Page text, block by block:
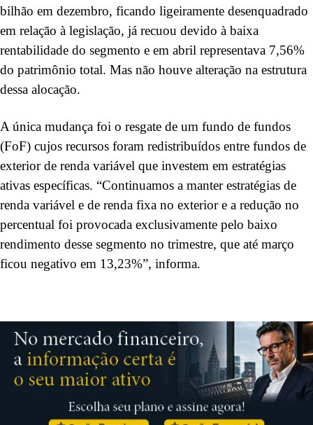
bilhão em dezembro, ficando ligeiramente desenquadrado
em relação à legislação, já recuou devido à baixa
rentabilidade do segmento e em abril representava 7,56%
do patrimônio total. Mas não houve alteração na estrutura
dessa alocação.
A única mudança foi o resgate de um fundo de fundos
(FoF) cujos recursos foram redistribuídos entre fundos de
exterior de renda variável que investem em estratégias
ativas específicas. “Continuamos a manter estratégias de
renda variável e de renda fixa no exterior e a redução no
percentual foi provocada exclusivamente pelo baixo
rendimento desse segmento no trimestre, que até março
ficou negativo em 13,23%”, informa.